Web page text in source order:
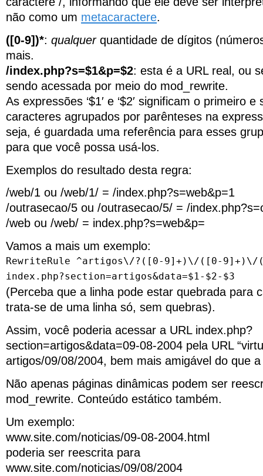
não como um metacaractere.
([0-9])*: qualquerquantidade de dígitos
mais.
/index.php?s=$1&p=$2: esta é a URL real, ou
sendo acessada por meio do mod_rewrite.
As expressões ‘$1′ e ‘$2′ significam o primeiro
caracteres agrupados por parênteses na
seja, é guardada uma referência para esses
para que você possa usá-los.
Exemplos do resultado desta regra:
/web/1 ou /web/1/ = /index.php?s=web&p=1
/outrasecao/5 ou /outrasecao/5/ = /
/web ou /web/ = index.php?s=web&p=
Vamos a mais um exemplo:
RewriteRule ^artigos\/?([0-9]+)\/([0-9]+)\/
index.php?section=artigos&data=$1-$2-$3
(Perceba que a linha pode estar quebrada para
trata-se de uma linha só, sem quebras).
Assim, você poderia acessar a URL index.php?
section=artigos&data=09-08-2004 pela URL
artigos/09/08/2004, bem mais amigável do que
Não apenas páginas dinâmicas podem ser
mod_rewrite. Conteúdo estático também.
Um exemplo:
www.site.com/noticias/09-08-2004.html
poderia ser reescrita para
www.site.com/noticias/09/08/2004